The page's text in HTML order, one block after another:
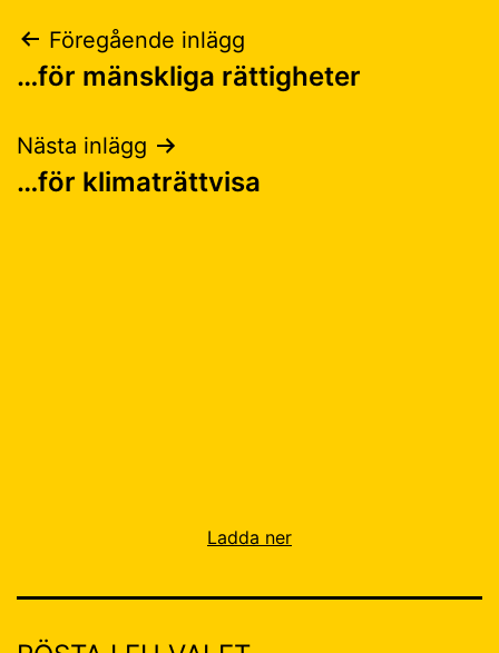
Inläggsnavigering
Föregående inlägg
…för mänskliga rättigheter
Nästa inlägg
…för klimaträttvisa
Ladda ner